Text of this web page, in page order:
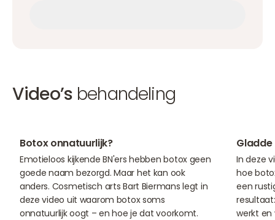
Video’s behandeling
Botox onnatuurlijk?
Emotieloos kijkende BN'ers hebben botox geen
goede naam bezorgd. Maar het kan ook
anders. Cosmetisch arts Bart Biermans legt in
deze video uit waarom botox soms
onnatuurlijk oogt – en hoe je dat voorkomt.
In deze
hoe
een
werkt en